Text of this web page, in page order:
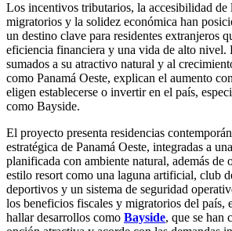
Los incentivos tributarios, la accesibilidad de
migratorios y la solidez económica han
un destino clave para residentes extranjeros
eficiencia financiera y una vida de alto nivel.
sumados a su atractivo natural y al
como Panamá Oeste, explican el aumento
eligen establecerse o invertir en el país,
como Bayside.
El proyecto presenta residencias
estratégica de Panamá Oeste, integradas a
planificada con ambiente natural, además de
estilo resort como una laguna artificial, club
deportivos y un sistema de seguridad
los beneficios fiscales y migratorios del país,
hallar desarrollos como Bayside, que se han